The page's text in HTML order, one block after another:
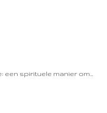
een spirituele manier om…